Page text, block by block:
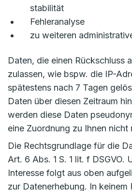
stabilität
Fehleranalyse
zu weiteren
Daten, die einen Rückschluss
zulassen, wie bspw. die IP-
spätestens nach 7 Tagen
Daten über diesen Zeitraum
werden diese Daten
eine Zuordnung zu Ihnen nicht
Die Rechtsgrundlage für die
Art. 6 Abs. 1 S. 1 lit. f DSGVO.
Interesse folgt aus oben
zur Datenerhebung. In keinem